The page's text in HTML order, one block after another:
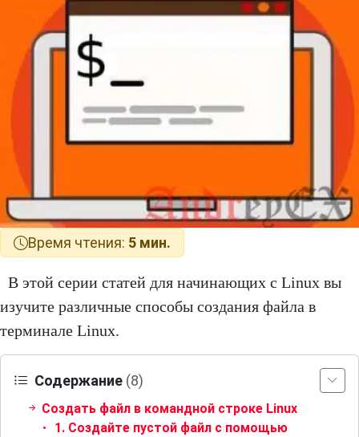
Время чтения: 5 мин.
В этой серии статей для начинающих с Linux вы
изучите различные способы создания файла в
терминале Linux.
Содержание (8)
Создать файл в командной строке Linux
1. Создайте пустой файл с помощью